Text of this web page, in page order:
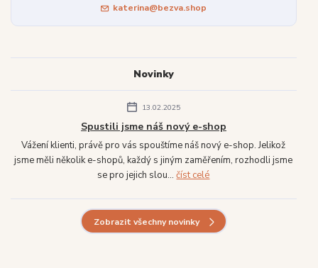
katerina@bezva.shop
Novinky
13.02.2025
Spustili jsme náš nový e-shop
Vážení klienti, právě pro vás spouštíme náš nový e-shop. Jelikož
jsme měli několik e-shopů, každý s jiným zaměřením, rozhodli jsme
se pro jejich slou...číst celé
Zobrazit všechny novinky